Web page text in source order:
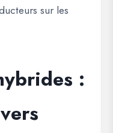
sur les
: